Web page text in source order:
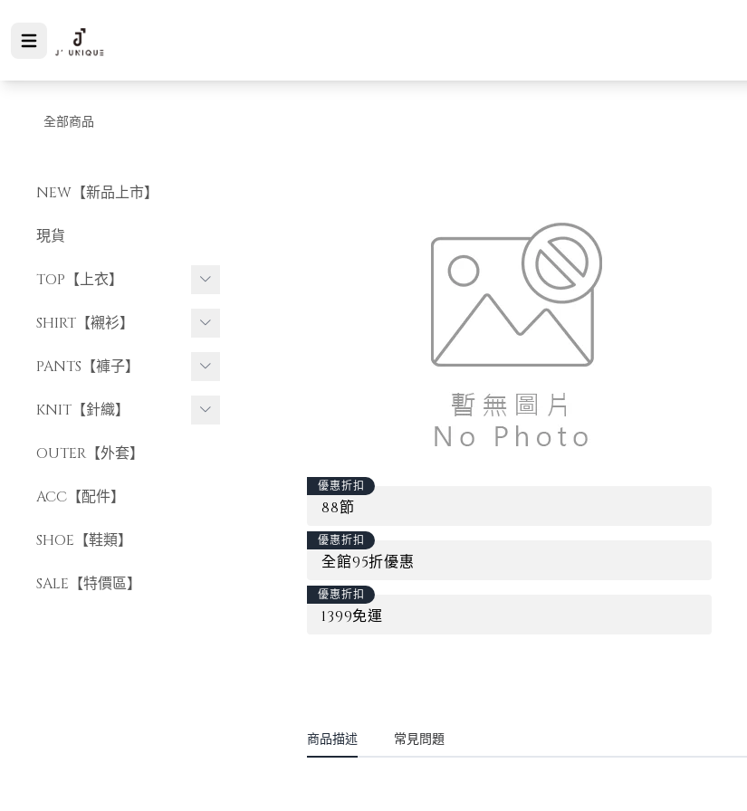
全部商品
NEW【新品上市】
現貨
TOP【上衣】
短袖上衣
長袖上衣
SHIRT【襯衫】
短袖襯衫
長袖襯衫
PANTS【褲子】
長褲
短褲
KNIT【針織】
短袖針織
長袖針織
OUTER【外套】
ACC【配件】
SHOE【鞋類】
SALE【特價區】
優惠折扣
88節
優惠折扣
全館95折優惠
優惠折扣
1399免運
商品描述 常見問題